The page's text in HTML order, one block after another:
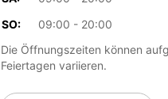
SO:
09:00 - 20:00
Die Öffnungszeiten können
Feiertagen variieren.